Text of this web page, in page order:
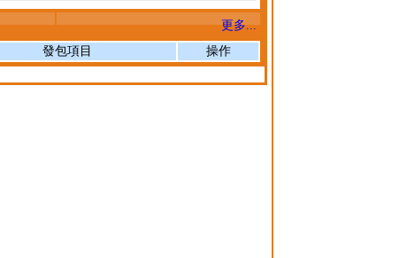
更多...
發包項目 操作